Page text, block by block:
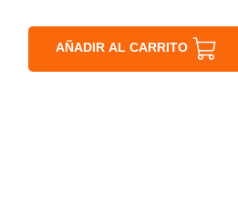
AÑADIR AL CARRITO